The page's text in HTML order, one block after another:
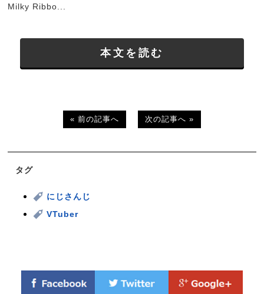
Milky Ribbo...
本文を読む
« 前の記事へ 次の記事へ »
タグ
にじさんじ
VTuber